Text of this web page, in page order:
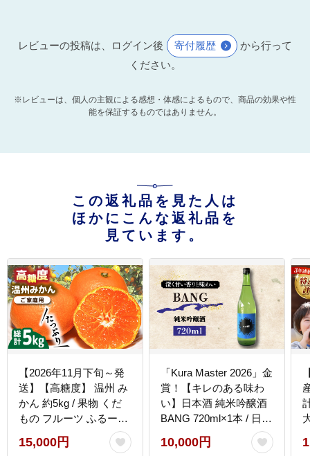
レビューの投稿は、ログイン後 寄付履歴
から行って
ください。
※レビューは、個人の主観による感想・体感によるもので、商品の効果や性
能を保証するものではありません。
この返礼品を見た人は
ほかにこんな返礼品を
見ています。
【2026年11月下旬～発
送】【高糖度】 温州 み
かん 約5kg / 果物 くだ
もの フルーツ ふるーつ
旬 家庭用 / 南島原市 / 南
島原果物屋 [SCV011]
15,000円
「Kura Master 2026」金
賞！【キレのある味わ
い】日本酒 純米吟醸酒
BANG 720ml×1本 / 日本
酒 にほんしゅ 酒 お酒
おさけ お試し 晩酌 日本
10,000円
計